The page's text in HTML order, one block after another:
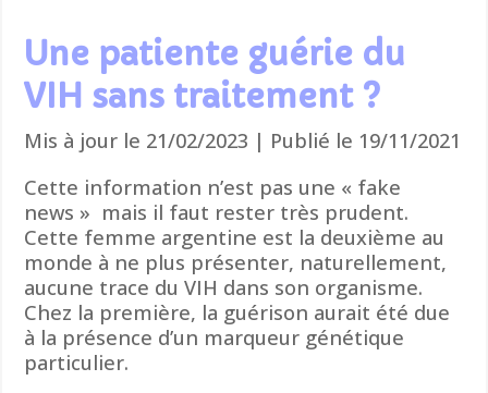
Une patiente guérie du
VIH sans traitement ?
Mis à jour le 21/02/2023 | Publié le 19/11/2021
Cette information n’est pas une « fake
news » mais il faut rester très prudent.
Cette femme argentine est la deuxième au
monde à ne plus présenter, naturellement,
aucune trace du VIH dans son organisme.
Chez la première, la guérison aurait été due
à la présence d’un marqueur génétique
particulier.